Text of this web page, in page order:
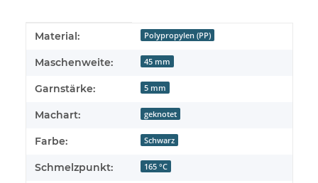
Produkteigenschaft
Wert
Material: Polypropylen (PP)
Maschenweite: 45 mm
Garnstärke: 5 mm
Machart: geknotet
Farbe: Schwarz
Schmelzpunkt: 165 °C